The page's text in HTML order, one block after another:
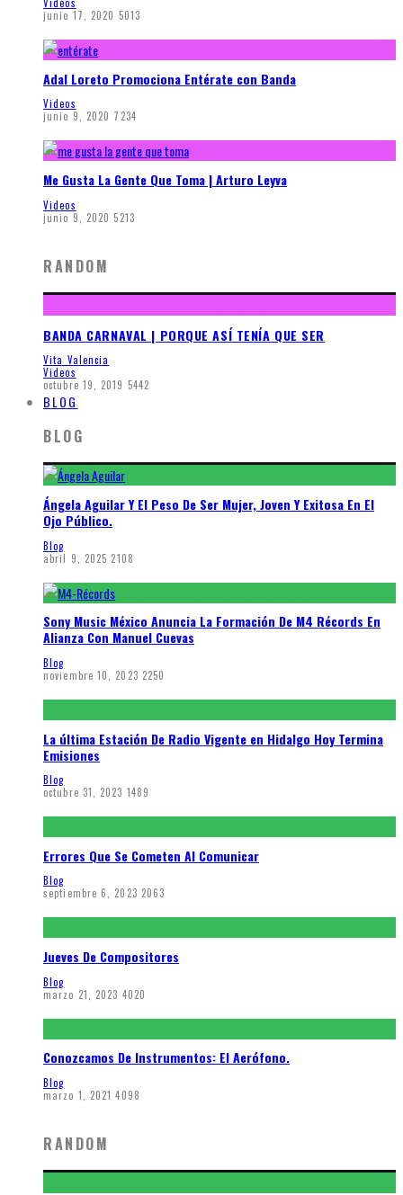
Videos
junio 17, 2020 5013
Adal Loreto Promociona Entérate con Banda
Videos
junio 9, 2020 7234
Me Gusta La Gente Que Toma | Arturo Leyva
Videos
junio 9, 2020 5213
RANDOM
BANDA CARNAVAL | PORQUE ASÍ TENÍA QUE SER
Vita Valencia
Videos
octubre 19, 2019 5442
BLOG
BLOG
Ángela Aguilar Y El Peso De Ser Mujer, Joven Y Exitosa En El
Ojo Público.
Blog
abril 9, 2025 2108
Sony Music México Anuncia La Formación De M4 Récords En
Alianza Con Manuel Cuevas
Blog
noviembre 10, 2023 2250
La última Estación De Radio Vigente en Hidalgo Hoy Termina
Emisiones
Blog
octubre 31, 2023 1489
Errores Que Se Cometen Al Comunicar
Blog
septiembre 6, 2023 2063
Jueves De Compositores
Blog
marzo 21, 2023 4020
Conozcamos De Instrumentos: El Aerófono.
Blog
marzo 1, 2021 4098
RANDOM